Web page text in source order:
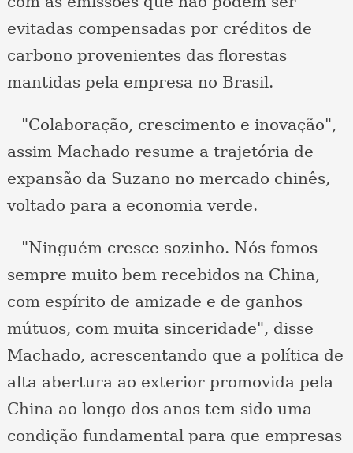
evitadas compensadas por créditos de
carbono provenientes das florestas
mantidas pela empresa no Brasil.
"Colaboração, crescimento e inovação",
assim Machado resume a trajetória de
expansão da Suzano no mercado chinês,
voltado para a economia verde.
"Ninguém cresce sozinho. Nós fomos
sempre muito bem recebidos na China,
com espírito de amizade e de ganhos
mútuos, com muita sinceridade", disse
Machado, acrescentando que a política de
alta abertura ao exterior promovida pela
China ao longo dos anos tem sido uma
condição fundamental para que empresas